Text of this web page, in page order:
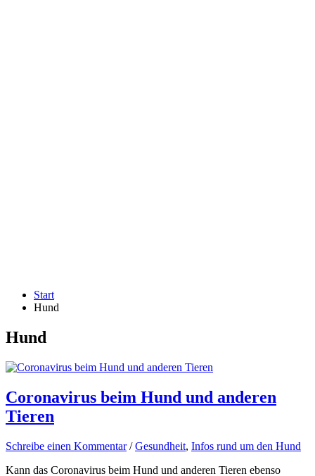
Start
Hund
Hund
Coronavirus beim Hund und anderen
Tieren
Schreibe einen Kommentar /Gesundheit, Infos rund um den Hund
Kann das Coronavirus beim Hund und anderen Tieren ebenso